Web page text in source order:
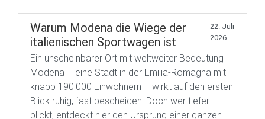
Warum Modena die Wiege der
italienischen Sportwagen ist
22. Juli
2026
Ein unscheinbarer Ort mit weltweiter Bedeutung
Modena – eine Stadt in der Emilia-Romagna mit
knapp 190.000 Einwohnern – wirkt auf den ersten
Blick ruhig, fast bescheiden. Doch wer tiefer
blickt, entdeckt hier den Ursprung einer ganzen